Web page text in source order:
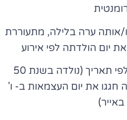
אותה ערה בלילה, מתעוררת
יום הולדתה לפי אירוע
(יום העצמאות) ולא לפי תאריך (נולדה בשנת 50
את יום העצמאות ב- ו'
באייר)